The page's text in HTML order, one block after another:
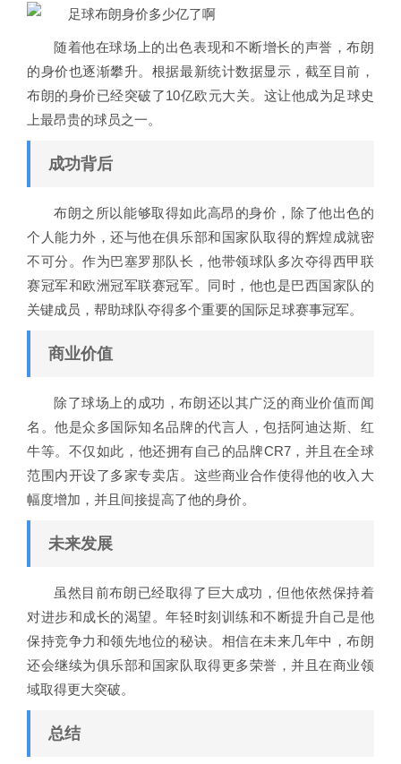
随着他在球场上的出色表现和不断增长的声誉，布朗
的身价也逐渐攀升。根据最新统计数据显示，截至目前，
布朗的身价已经突破了10亿欧元大关。这让他成为足球史
上最昂贵的球员之一。
成功背后
布朗之所以能够取得如此高昂的身价，除了他出色的
个人能力外，还与他在俱乐部和国家队取得的辉煌成就密
不可分。作为巴塞罗那队长，他带领球队多次夺得西甲联
赛冠军和欧洲冠军联赛冠军。同时，他也是巴西国家队的
关键成员，帮助球队夺得多个重要的国际足球赛事冠军。
商业价值
除了球场上的成功，布朗还以其广泛的商业价值而闻
名。他是众多国际知名品牌的代言人，包括阿迪达斯、红
牛等。不仅如此，他还拥有自己的品牌CR7，并且在全球
范围内开设了多家专卖店。这些商业合作使得他的收入大
幅度增加，并且间接提高了他的身价。
未来发展
虽然目前布朗已经取得了巨大成功，但他依然保持着
对进步和成长的渴望。年轻时刻训练和不断提升自己是他
保持竞争力和领先地位的秘诀。相信在未来几年中，布朗
还会继续为俱乐部和国家队取得更多荣誉，并且在商业领
域取得更大突破。
总结